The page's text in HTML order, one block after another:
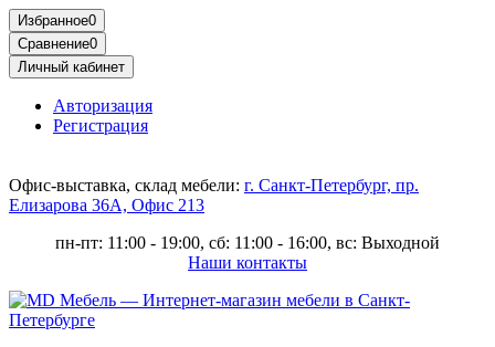
Избранное0
Сравнение0
Личный кабинет
Авторизация
Регистрация
Офис-выставка, склад мебели: г. Санкт-Петербург, пр.
Елизарова 36А, Офис 213
пн-пт: 11:00 - 19:00, сб: 11:00 - 16:00, вс: Выходной
Наши контакты